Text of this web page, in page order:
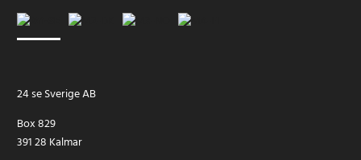
24 se Sverige AB
Box 829
391 28 Kalmar